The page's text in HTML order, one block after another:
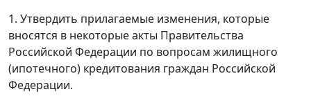
1. Утвердить прилагаемые изменения, которые
вносятся в некоторые акты Правительства
Российской Федерации по вопросам жилищного
(ипотечного) кредитования граждан Российской
Федерации.